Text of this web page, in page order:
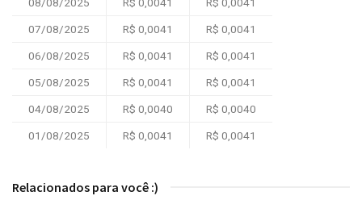
08/08/2025 R$ 0,0041 R$ 0,0041
07/08/2025 R$ 0,0041 R$ 0,0041
06/08/2025 R$ 0,0041 R$ 0,0041
05/08/2025 R$ 0,0041 R$ 0,0041
04/08/2025 R$ 0,0040 R$ 0,0040
01/08/2025 R$ 0,0041 R$ 0,0041
Relacionados para você :)